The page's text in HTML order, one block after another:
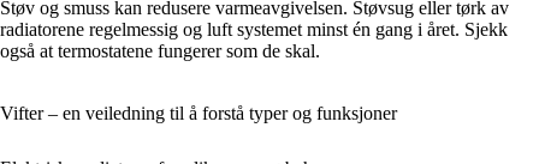
Støv og smuss kan redusere varmeavgivelsen. Støvsug eller tørk av
radiatorene regelmessig og luft systemet minst én gang i året. Sjekk
også at termostatene fungerer som de skal.
Vifter – en veiledning til å forstå typer og funksjoner